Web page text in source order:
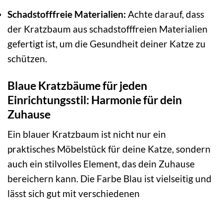
Schadstofffreie Materialien: Achte darauf, dass
der Kratzbaum aus schadstofffreien Materialien
gefertigt ist, um die Gesundheit deiner Katze zu
schützen.
Blaue Kratzbäume für jeden
Einrichtungsstil: Harmonie für dein
Zuhause
Ein blauer Kratzbaum ist nicht nur ein
praktisches Möbelstück für deine Katze, sondern
auch ein stilvolles Element, das dein Zuhause
bereichern kann. Die Farbe Blau ist vielseitig und
lässt sich gut mit verschiedenen